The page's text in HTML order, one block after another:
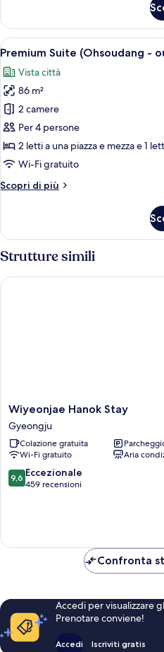
Premium
(Yeojeon)
Apri
tutte
le
foto
per
Premium
Suite
(Ohsoudang
outside
12
Premium Suite (Ohsoudang -
Vista città
86 m²
2 camere
Per 4 persone
2 letti a una piazza e mezza e 1
Wi-Fi gratuito
Scopri di più
Altri
Suite
(Ohsoudang
-
outside
annex
Strutture simili
Wiyeonjae
Hanok
Stay
Gyeongju
Wiyeonjae Hanok Stay
Gyeongju
Colazione gratuita
Wi-Fi gratuito
Aria
9.6
su
9,6 Eccezionale
459 recensioni
Wiyeonjae Hanok Stay
Confronta
Accedi per visualizzare
Prenotare conviene!
Accedi Iscriviti gratis